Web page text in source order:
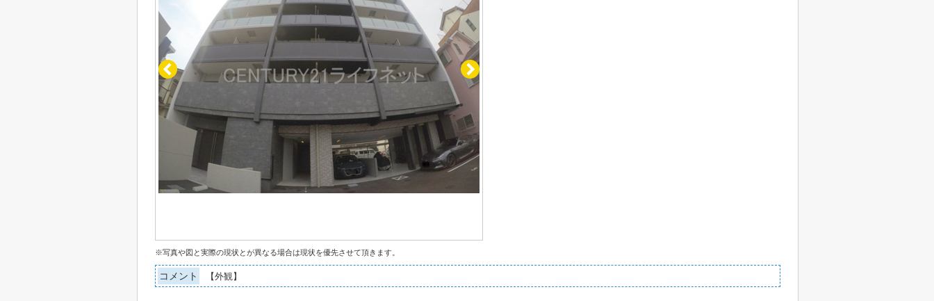
※写真や図と実際の現状とが異なる場合は現状を優先させて頂きます。
コメント 【外観】